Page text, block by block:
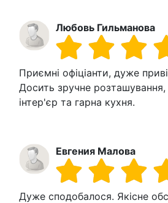
Любовь Гильманова
Приємні офіціанти, дуже
Досить зручне
інтер'єр та гарна кухня.
Евгения Малова
Дуже сподобалося. Якісне